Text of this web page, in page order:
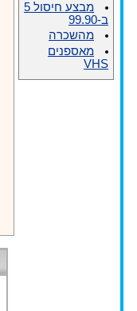
מבצע חיסול 5
ב-99.90
מהשכרה
מאספנים
VHS